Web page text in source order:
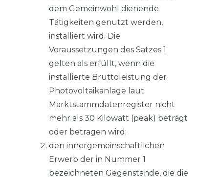
dem Gemeinwohl dienende
Tätigkeiten genutzt werden,
installiert wird. Die
Voraussetzungen des Satzes 1
gelten als erfüllt, wenn die
installierte Bruttoleistung der
Photovoltaikanlage laut
Marktstammdatenregister nicht
mehr als 30 Kilowatt (peak) beträgt
oder betragen wird;
den innergemeinschaftlichen
Erwerb der in Nummer 1
bezeichneten Gegenstände, die die